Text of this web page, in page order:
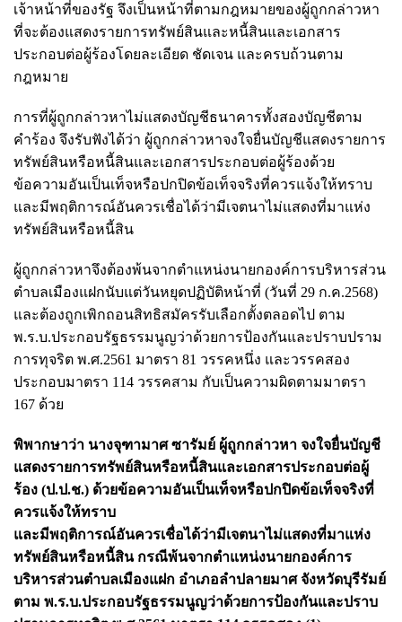
เจ้าหน้าที่ของรัฐ จึงเป็นหน้าที่ตามกฎหมายของผู้ถูกกล่าวหา
ที่จะต้องแสดงรายการทรัพย์สินและหนี้สินและเอกสาร
ประกอบต่อผู้ร้องโดยละเอียด ชัดเจน และครบถ้วนตาม
กฎหมาย
การที่ผู้ถูกกล่าวหาไม่แสดงบัญชีธนาคารทั้งสองบัญชีตาม
คำร้อง จึงรับฟังได้ว่า ผู้ถูกกล่าวหาจงใจยื่นบัญชีแสดงรายการ
ทรัพย์สินหรือหนี้สินและเอกสารประกอบต่อผู้ร้องด้วย
ข้อความอันเป็นเท็จหรือปกปิดข้อเท็จจริงที่ควรแจ้งให้ทราบ
และมีพฤติการณ์อันควรเชื่อได้ว่ามีเจตนาไม่แสดงที่มาแห่ง
ทรัพย์สินหรือหนี้สิน
ผู้ถูกกล่าวหาจึงต้องพ้นจากตำแหน่งนายกองค์การบริหารส่วน
ตำบลเมืองแฝกนับแต่วันหยุดปฏิบัติหน้าที่ (วันที่ 29 ก.ค.2568)
และต้องถูกเพิกถอนสิทธิสมัครรับเลือกตั้งตลอดไป ตาม
พ.ร.บ.ประกอบรัฐธรรมนูญว่าด้วยการป้องกันและปราบปราม
การทุจริต พ.ศ.2561 มาตรา 81 วรรคหนึ่ง และวรรคสอง
ประกอบมาตรา 114 วรรคสาม กับเป็นความผิดตามมาตรา
167 ด้วย
พิพากษาว่า นางจุฑามาศ ซารัมย์ ผู้ถูกกล่าวหา จงใจยื่นบัญชี
แสดงรายการทรัพย์สินหรือหนี้สินและเอกสารประกอบต่อผู้
ร้อง (ป.ป.ช.) ด้วยข้อความอันเป็นเท็จหรือปกปิดข้อเท็จจริงที่
ควรแจ้งให้ทราบ
และมีพฤติการณ์อันควรเชื่อได้ว่ามีเจตนาไม่แสดงที่มาแห่ง
ทรัพย์สินหรือหนี้สิน กรณีพ้นจากตำแหน่งนายกองค์การ
บริหารส่วนตำบลเมืองแฝก อำเภอลำปลายมาศ จังหวัดบุรีรัมย์
ตาม พ.ร.บ.ประกอบรัฐธรรมนูญว่าด้วยการป้องกันและปราบ